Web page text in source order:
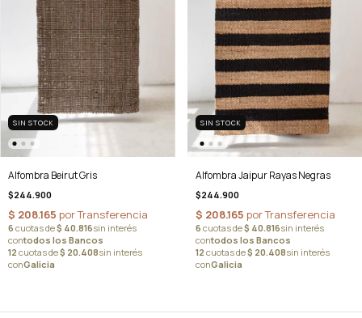
SIN STOCK
Alfombra Beirut Gris
$244.900
SIN STOCK
Alfombra Jaipur Rayas Negras
$244.900